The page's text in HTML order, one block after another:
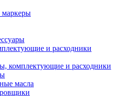
и расходники
комплектующие и расходники
масла